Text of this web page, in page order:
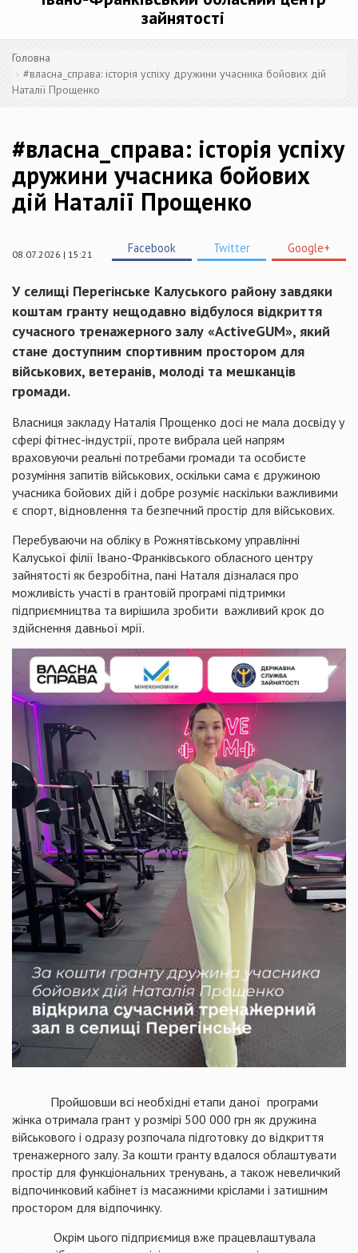
зайнятості
Головна
#власна_справа: історія успіху дружини учасника бойових дій
Наталії Прощенко
#власна_справа: історія успіху
дружини учасника бойових
дій Наталії Прощенко
08.07.2026 | 15:21 Facebook Twitter Google+
У селищі Перегінське Калуського району завдяки
коштам гранту нещодавно відбулося відкриття
сучасного тренажерного залу «ActiveGUM», який
стане доступним спортивним простором для
військових, ветеранів, молоді та мешканців
громади.
Власниця закладу Наталія Прощенко досі не мала досвіду у
сфері фітнес-індустрії, проте вибрала цей напрям
враховуючи реальні потребами громади та особисте
розуміння запитів військових, оскільки сама є дружиною
учасника бойових дій і добре розуміє наскільки важливими
є спорт, відновлення та безпечний простір для військових.
Перебуваючи на обліку в Рожнятівському управлінні
Калуської філії Івано-Франківського обласного центру
зайнятості як безробітна, пані Наталя дізналася про
можливість участі в грантовій програмі підтримки
підприємництва та вирішила зробити важливий крок до
здійснення давньої мрії.
Пройшовши всі необхідні етапи даної програми
жінка отримала грант у розмірі 500 000 грн як дружина
військового і одразу розпочала підготовку до відкриття
тренажерного залу. За кошти гранту вдалося облаштувати
простір для функціональних тренувань, а також невеличкий
відпочинковий кабінет із масажними кріслами і затишним
простором для відпочинку.
Окрім цього підприємиця вже працевлаштувала